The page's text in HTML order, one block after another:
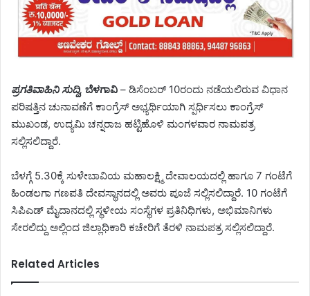
ಪ್ರಗತಿವಾಹಿನಿ ಸುದ್ದಿ, ಬೆಳಗಾವಿ – ಡಿಸೆಂಬರ್ 10ರಂದು ನಡೆಯಲಿರುವ ವಿಧಾನ
ಪರಿಷತ್ತಿನ ಚುನಾವಣೆಗೆ ಕಾಂಗ್ರೆಸ್ ಅಭ್ಯರ್ಥಿಯಾಗಿ ಸ್ಪರ್ಧಿಸಲು ಕಾಂಗ್ರೆಸ್
ಮುಖಂಡ, ಉದ್ಯಮಿ ಚನ್ನರಾಜ ಹಟ್ಟಿಹೊಳಿ ಮಂಗಳವಾರ ನಾಮಪತ್ರ
ಸಲ್ಲಿಸಲಿದ್ದಾರೆ.
ಬೆಳಗ್ಗೆ 5.30ಕ್ಕೆ ಸುಳೇಬಾವಿಯ ಮಹಾಲಕ್ಷ್ಮಿ ದೇವಾಲಯದಲ್ಲಿ ಹಾಗೂ 7 ಗಂಟೆಗೆ
ಹಿಂಡಲಗಾ ಗಣಪತಿ ದೇವಸ್ಥಾನದಲ್ಲಿ ಅವರು ಪೂಜೆ ಸಲ್ಲಿಸಲಿದ್ದಾರೆ. 10 ಗಂಟೆಗೆ
ಸಿಪಿಎಡ್ ಮೈದಾನದಲ್ಲಿ ಸ್ಥಳೀಯ ಸಂಸ್ಥೆಗಳ ಪ್ರತಿನಿಧಿಗಳು, ಅಭಿಮಾನಿಗಳು
ಸೇರಲಿದ್ದು ಅಲ್ಲಿಂದ ಜಿಲ್ಲಾಧಿಕಾರಿ ಕಚೇರಿಗೆ ತೆರಳಿ ನಾಮಪತ್ರ ಸಲ್ಲಿಸಲಿದ್ದಾರೆ.
Related Articles